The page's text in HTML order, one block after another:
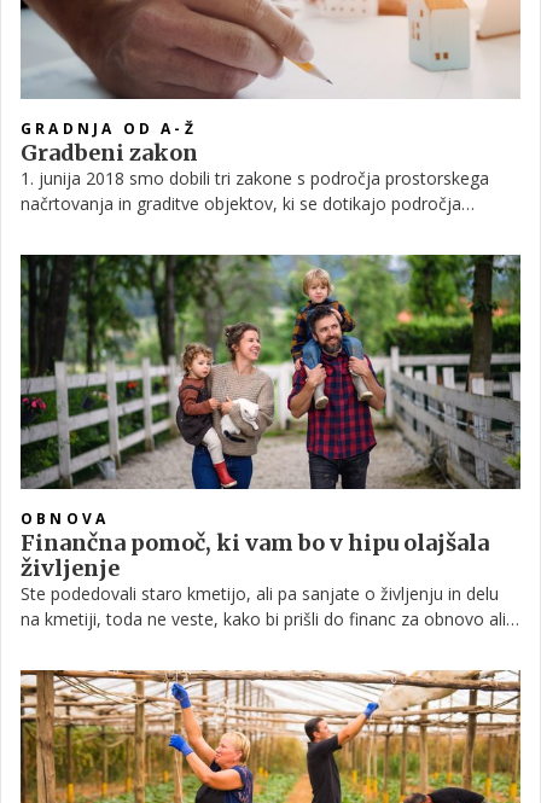
GRADNJA OD A-Ž
Gradbeni zakon
1. junija 2018 smo dobili tri zakone s področja prostorskega
načrtovanja in graditve objektov, ki se dotikajo področja
zakon in Zakon o arhitekturni in inženirski dejavnosti.
OBNOVA
Finančna pomoč, ki vam bo v hipu olajšala
življenje
Ste podedovali staro kmetijo, ali pa sanjate o življenju in delu
na kmetiji, toda ne veste, kako bi prišli do financ za obnovo ali
lahko najdete finančno pomoč, da bo kmetija zaživela, tako,
kot si vi želite.